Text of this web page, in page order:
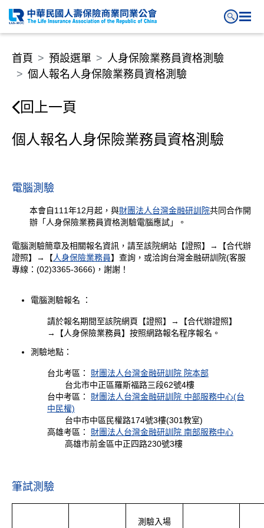
個人報名人身保險業務員資格測
首頁 預設選單
人身保險業務員資格測驗
個人報名人身保險業務員資格測驗
回上一頁
個人報名人身保險業務員資格測驗
電腦測驗
本會自111年12月起，與財團法人台灣金融研訓院共同合作開
辦「人身保險業務員資格測驗電腦應試」。
電腦測驗簡章及相關報名資訊，請至該院網站【證照】→【合代辦
證照】→【人身保險業務員】查詢，或洽詢台灣金融研訓院(客服
專線：(02)3365-3666)，謝謝！
電腦測驗報名 ：
請於報名期間至該院網頁【證照】→【合代辦證照】
→【人身保險業務員】按照網路報名程序報名。
測驗地點：
台北考區： 財團法人台灣金融研訓院 院本部
台北市中正區羅斯福路三段62號4樓
台中考區： 財團法人台灣金融研訓院 中部服務中心(台
中民權)
台中市中區民權路174號3樓(301教室)
高雄考區： 財團法人台灣金融研訓院 南部服務中心
高雄市前金區中正四路230號3樓
筆試測驗
測驗入場